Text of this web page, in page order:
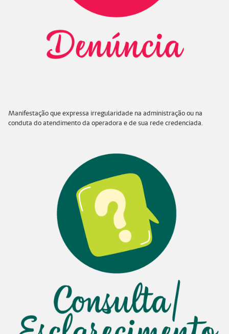
Manifestação que expressa irregularidade na administração ou na
conduta do atendimento da operadora e de sua rede credenciada.